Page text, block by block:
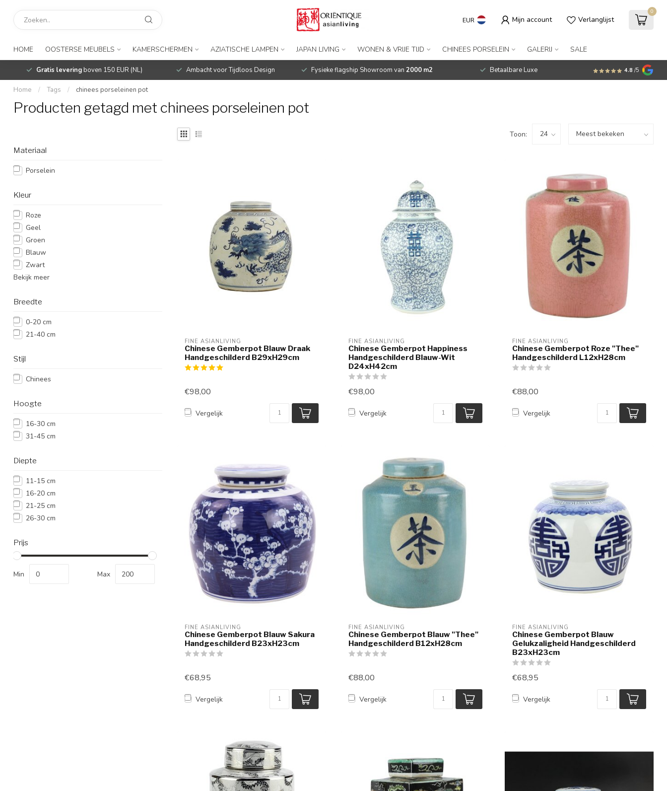
EUR Mijn account Verlanglijst
0
HOME OOSTERSE MEUBELS KAMERSCHERMEN AZIATISCHE LAMPEN JAPAN LIVING WONEN & VRIJE TIJD CHINEES PORSELEIN GALERIJ SALE
Gratis leveringboven 150 EUR (NL) Ambacht voor Tijdloos Design Fysieke flagship Showroom van 2000 m2 Betaalbare Luxe 4.8 /5
Home / Tags / chinees porseleinen pot
Producten getagd met chinees porseleinen pot
Materiaal
Porselein
Kleur
Roze
Geel
Groen
Blauw
Zwart
Bekijk meer
Breedte
0-20 cm
21-40 cm
Stijl
Chinees
Hoogte
16-30 cm
31-45 cm
Diepte
11-15 cm
16-20 cm
21-25 cm
26-30 cm
Prijs
Min Max
Toon:
FINE ASIANLIVING
Chinese Gemberpot Blauw Draak
Handgeschilderd B29xH29cm
€98,00
Vergelijk
FINE ASIANLIVING
Chinese Gemberpot Happiness
Handgeschilderd Blauw-Wit
D24xH42cm
€98,00
Vergelijk
FINE ASIANLIVING
Chinese Gemberpot Roze "Thee"
Handgeschilderd L12xH28cm
€88,00
Vergelijk
FINE ASIANLIVING
Chinese Gemberpot Blauw Sakura
Handgeschilderd B23xH23cm
€68,95
Vergelijk
FINE ASIANLIVING
Chinese Gemberpot Blauw "Thee"
Handgeschilderd B12xH28cm
€88,00
Vergelijk
FINE ASIANLIVING
Chinese Gemberpot Blauw
Gelukzaligheid Handgeschilderd
B23xH23cm
€68,95
Vergelijk